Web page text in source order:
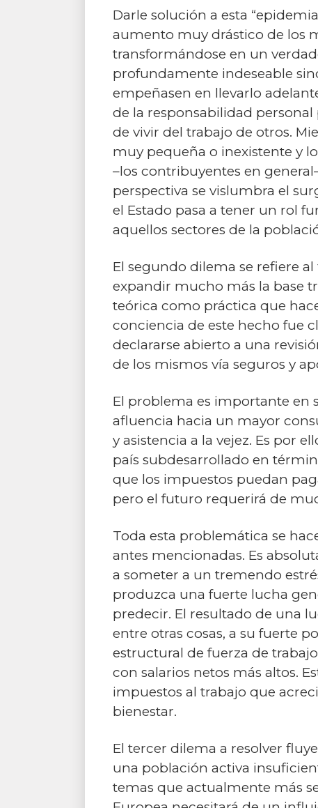
Darle solución a esta
aumento muy drástico de los
transformándose en un
profundamente indeseable
empeñasen en llevarlo
de la responsabilidad
de vivir del trabajo de otros.
muy pequeña o inexistente y
–los contribuyentes en
perspectiva se vislumbra el
el Estado pasa a tener un rol
aquellos sectores de la
El segundo dilema se refiere
expandir mucho más la base
teórica como práctica que
conciencia de este hecho fue
declararse abierto a una
de los mismos vía seguros y
El problema es importante en
afluencia hacia un mayor
y asistencia a la vejez. Es por
país subdesarrollado en
que los impuestos puedan
pero el futuro requerirá de
Toda esta problemática se
antes mencionadas. Es
a someter a un tremendo
produzca una fuerte lucha
predecir. El resultado de una
entre otras cosas, a su fuerte
estructural de fuerza de
con salarios netos más altos.
impuestos al trabajo que
bienestar.
El tercer dilema a resolver
una población activa
temas que actualmente más